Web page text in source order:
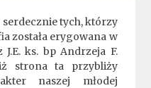
tych, którzy
została erygowana w
J.E. ks. bp Andrzeja F.
strona ta przybliży
naszej młodej